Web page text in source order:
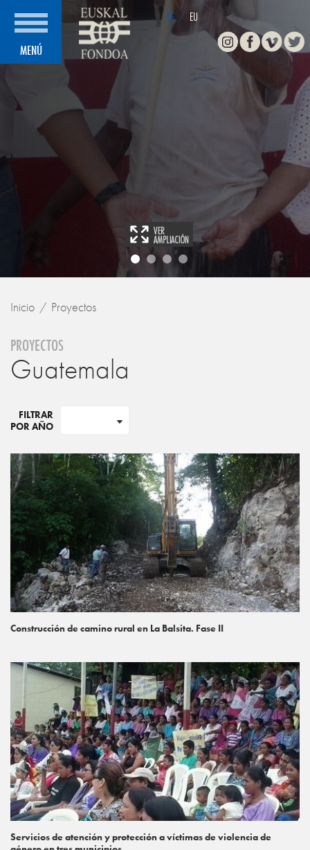
MENÚ
ES / EU
InstagramFacebook
Inicio Proyectos
PROYECTOS
Guatemala
FILTRAR
POR AÑO
Construcción de camino rural en La Balsita. Fase II
Servicios de atención y protección a víctimas de violencia de